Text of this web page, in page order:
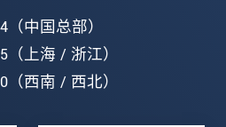
（中国总部）
（上海 / 浙江）
（西南 / 西北）